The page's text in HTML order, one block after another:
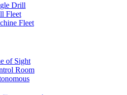
Drill
Fleet
Fleet
of Sight
Room